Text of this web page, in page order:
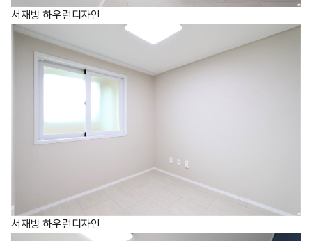
서재방 하우런디자인
서재방 하우런디자인